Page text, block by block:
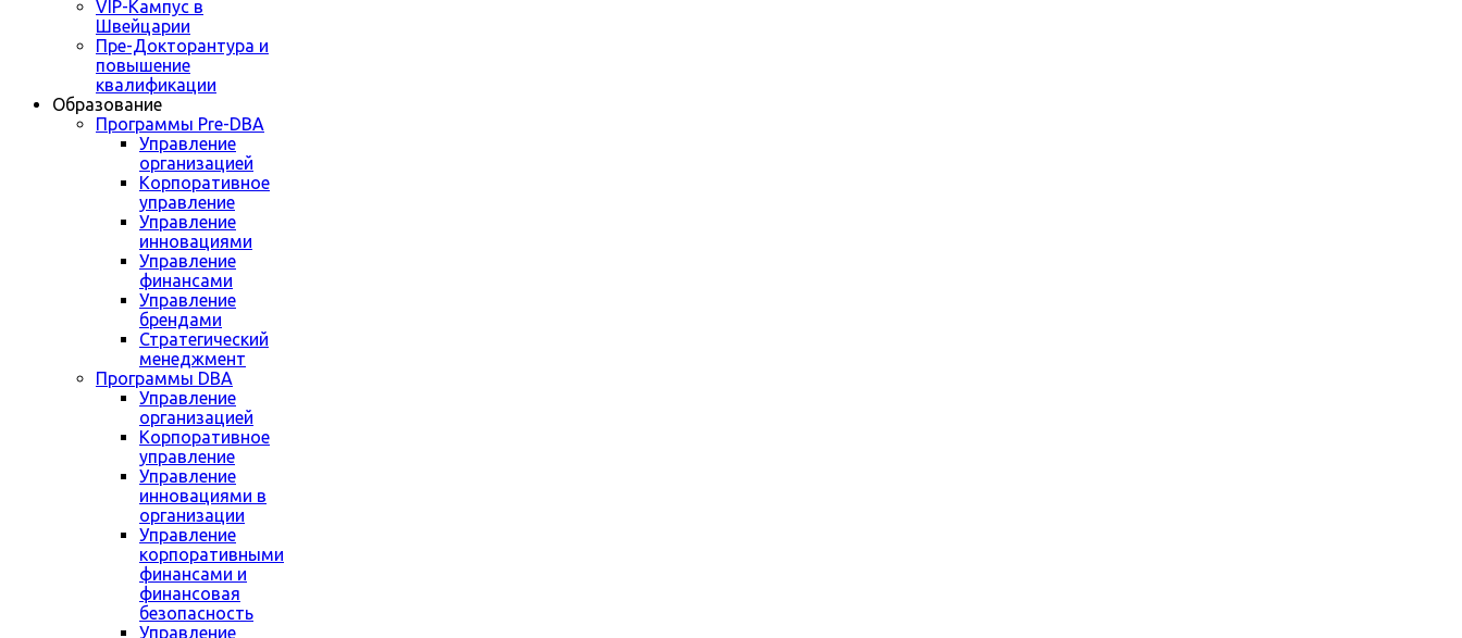
VIP-Кампус в
Швейцарии
Пре-Докторантура и
повышение
квалификации
Образование
Программы Pre-DBA
Управление
организацией
Корпоративное
управление
Управление
инновациями
Управление
финансами
Управление
брендами
Стратегический
менеджмент
Программы DBA
Управление
организацией
Корпоративное
управление
Управление
инновациями в
организации
Управление
корпоративными
финансами и
финансовая
безопасность
Управление